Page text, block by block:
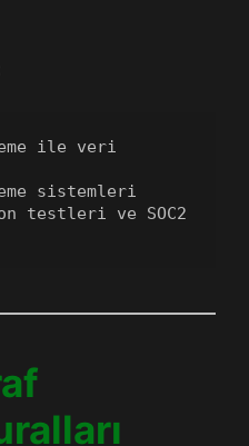
sistemleri
testleri ve SOC2